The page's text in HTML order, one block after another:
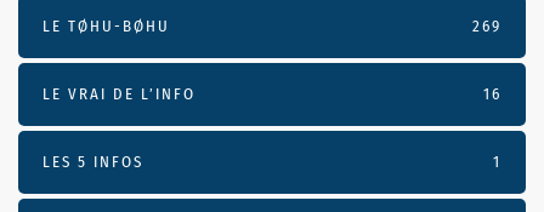
LE TØHU-BØHU 269
LE VRAI DE L’INFO 16
LES 5 INFOS 1